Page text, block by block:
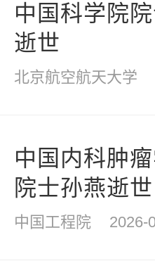
中国科学院
逝世
北京航空航天大学
中国内科肿
院士孙燕逝世
中国工程院 2026-